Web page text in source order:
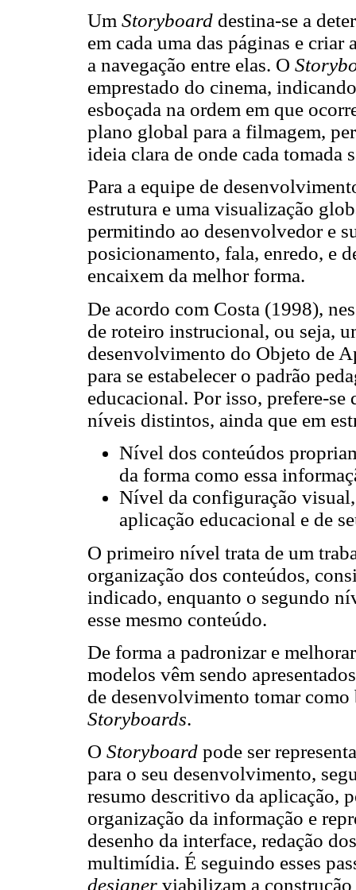
Um Storyboard destina-se a
em cada uma das páginas e
a navegação entre elas. O
emprestado do cinema,
esboçada na ordem em que
plano global para a filmagem,
ideia clara de onde cada
Para a equipe de
estrutura e uma visualização
permitindo ao desenvolvedor e
posicionamento, fala, enredo, e
encaixem da melhor forma.
De acordo com Costa (1998),
de roteiro instrucional, ou seja,
desenvolvimento do Objeto de
para se estabelecer o padrão
educacional. Por isso, prefere-
níveis distintos, ainda que em
Nível dos conteúdos
da forma como essa
Nível da configuração
aplicação educacional e de
O primeiro nível trata de um
organização dos conteúdos,
indicado, enquanto o segundo
esse mesmo conteúdo.
De forma a padronizar e
modelos vêm sendo
de desenvolvimento tomar
Storyboards.
O Storyboard pode ser
para o seu desenvolvimento,
resumo descritivo da aplicação,
organização da informação e
desenho da interface, redação
multimídia. É seguindo esses
designer viabilizam a